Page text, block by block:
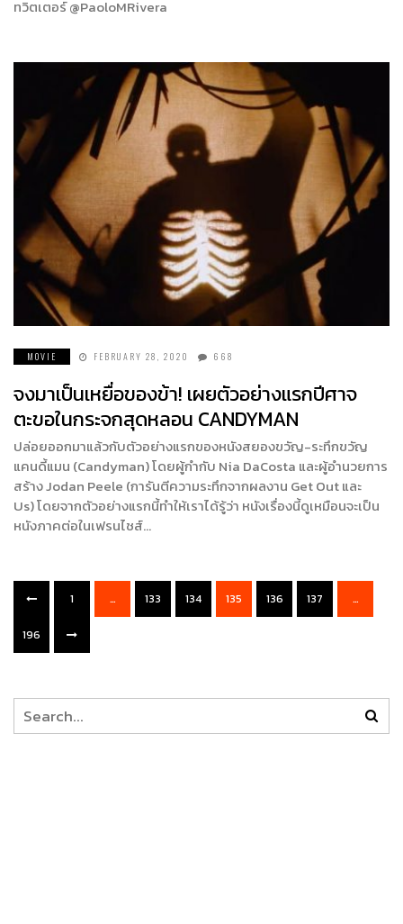
ทวิตเตอร์ @PaoloMRivera
MOVIE FEBRUARY 28, 2020 668
จงมาเป็นเหยื่อของข้า! เผยตัวอย่างแรกปีศาจ
ตะขอในกระจกสุดหลอน CANDYMAN
ปล่อยออกมาแล้วกับตัวอย่างแรกของหนังสยองขวัญ-ระทึกขวัญ
แคนดี้แมน (Candyman) โดยผู้กำกับ Nia DaCosta และผู้อำนวยการ
สร้าง Jodan Peele (การันตีความระทึกจากผลงาน Get Out และ
Us) โดยจากตัวอย่างแรกนี้ทำให้เราได้รู้ว่า หนังเรื่องนี้ดูเหมือนจะเป็น
หนังภาคต่อในเฟรนไชส์…
1 … 133 134 135 136 137 …
196